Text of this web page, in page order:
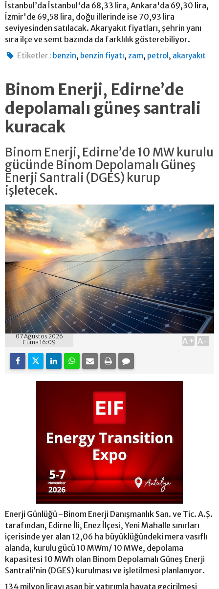
İstanbul’da İstanbul'da 68,33 lira, Ankara'da 69,30 lira,
İzmir'de 69,58 lira, doğu illerinde ise 70,93 lira
seviyesinden satılacak. Akaryakıt fiyatları, şehrin yanı
sıra ilçe ve semt bazında da farklılık gösterebiliyor.
Etiketler : benzin, benzin fiyatı,zam, petrol , akaryakıt
Binom Enerji, Edirne’de
depolamalı güneş santrali
kuracak
Binom Enerji, Edirne’de 10 MW kurulu
gücünde Binom Depolamalı Güneş
Enerji Santrali (DGES) kurup
işletecek.
07 Ağustos 2026
Cuma 16:09
A+ A-
Enerji Günlüğü -Binom Enerji Danışmanlık San. ve Tic. A.Ş.
tarafından, Edirne İli, Enez İlçesi, Yeni Mahalle sınırları
içerisinde yer alan 12,06 ha büyüklüğündeki mera vasıflı
alanda, kurulu gücü 10 MWm/ 10 MWe, depolama
kapasitesi 10 MWh olan Binom Depolamalı Güneş Enerji
Santrali’nin (DGES) kurulması ve işletilmesi planlanıyor.
134 milyon lirayı aşan bir yatırımla hayata geçirilmesi